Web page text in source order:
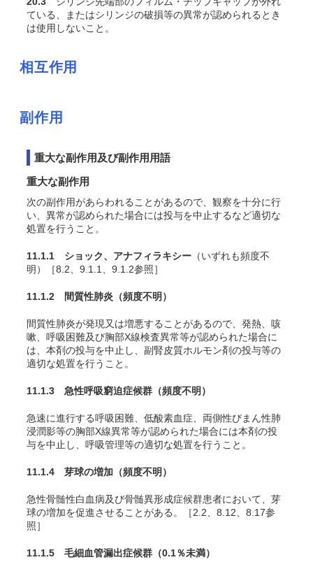
ている、またはシリンジの破損等の異常が認められるとき
は使用しないこと。
相互作用
副作用
重大な副作用及び副作用用語
重大な副作用
次の副作用があらわれることがあるので、観察を十分に行
い、異常が認められた場合には投与を中止するなど適切な
処置を行うこと。
11.1.1 ショック、アナフィラキシー （いずれも頻度不
明）［8.2、9.1.1、9.1.2参照］
11.1.2 間質性肺炎 （頻度不明）
間質性肺炎が発現又は増悪することがあるので、発熱、咳
嗽、呼吸困難及び胸部X線検査異常等が認められた場合に
は、本剤の投与を中止し、副腎皮質ホルモン剤の投与等の
適切な処置を行うこと。
11.1.3 急性呼吸窮迫症候群 （頻度不明）
急速に進行する呼吸困難、低酸素血症、両側性びまん性肺
浸潤影等の胸部X線異常等が認められた場合には本剤の投
与を中止し、呼吸管理等の適切な処置を行うこと。
11.1.4 芽球の増加 （頻度不明）
急性骨髄性白血病及び骨髄異形成症候群患者において、芽
球の増加を促進させることがある。［2.2、8.12、8.17参
照］
11.1.5 毛細血管漏出症候群 （0.1％未満）